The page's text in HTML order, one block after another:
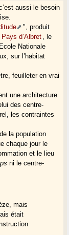
aussi le besoin
", produit
Pays d’Albret
, le
Nationale
sur l’habitat
feuilleter en vrai
une architecture
des centre-
les contraintes
la population
chaque jour le
et le lieu
ni le centre-
mais
était